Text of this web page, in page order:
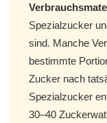
Spezialzucker
sind. Manche
bestimmte
Zucker nach
Spezialzucker
30–40